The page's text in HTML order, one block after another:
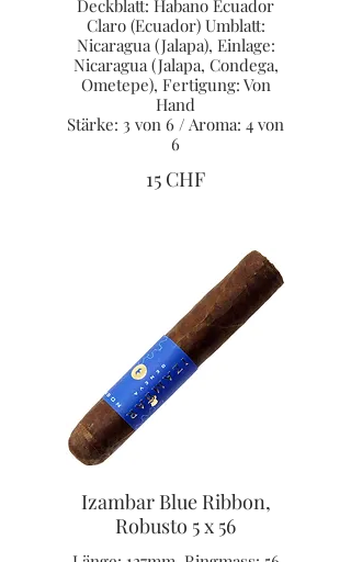
Deckblatt: Habano Ecuador
Claro (Ecuador) Umblatt:
Nicaragua (Jalapa), Einlage:
Nicaragua (Jalapa, Condega,
Ometepe), Fertigung: Von
Hand
Stärke: 3 von 6 / Aroma: 4 von
6
15 CHF
Izambar Blue Ribbon,
Robusto 5 x 56